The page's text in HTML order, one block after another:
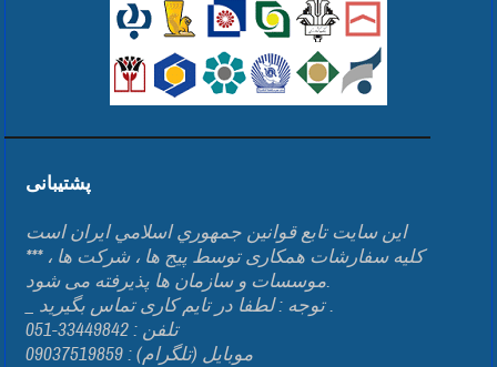
پشتیبانی
اين سايت تابع قوانين جمهوري اسلامي ايران است
*** کلیه سفارشات همکاری توسط پیج ها ، شرکت ها ،
موسسات و سازمان ها پذیرفته می شود.
_ توجه : لطفا در تایم کاری تماس بگیرید .
تلفن : 33449842-051
موبایل (تلگرام) : 09037519859